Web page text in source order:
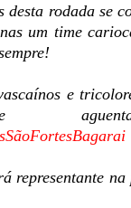
desta rodada se
um time
e
representante